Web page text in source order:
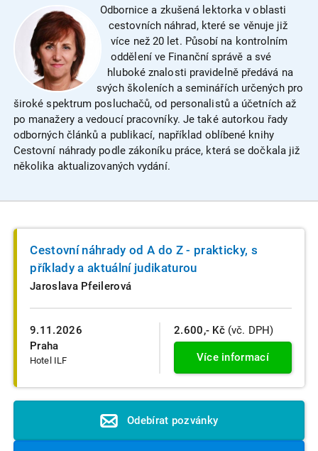
Odbornice a zkušená lektorka v oblasti
cestovních náhrad, které se věnuje již
více než 20 let. Působí na kontrolním
oddělení ve Finanční správě a své
hluboké znalosti pravidelně předává na
svých školeních a seminářích určených pro
široké spektrum posluchačů, od personalistů a účetních až
po manažery a vedoucí pracovníky. Je také autorkou řady
odborných článků a publikací, například oblíbené knihy
Cestovní náhrady podle zákoníku práce, která se dočkala již
několika aktualizovaných vydání.
9.11.2026
Praha
Hotel ILF
Cestovní náhrady od A do Z - prakticky, s
příklady a aktuální judikaturou
Jaroslava Pfeilerová
2.600,- Kč (vč. DPH)
Více informací
Odebírat pozvánky